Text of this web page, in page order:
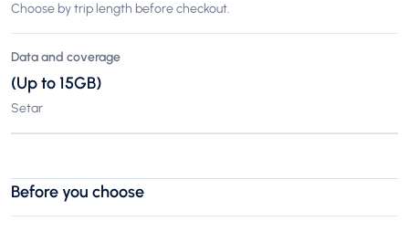
Choose by trip length before checkout.
Data and coverage
(Up to 15GB)
Setar
Before you choose